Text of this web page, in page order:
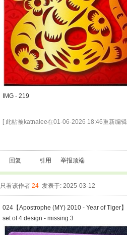
IMG - 219
[ 此帖被katnalee在01-06-2026 18:46重新编
回复 引用 举报顶端
只看该作者 24 发表于: 2025-03-12
024【Apostrophe (MY) 2010 - Year of Tiger】
set of 4 design - missing 3